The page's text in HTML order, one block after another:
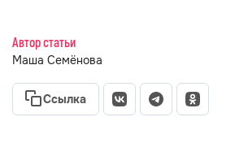
Автор статьи
Маша Семёнова
Ссылка